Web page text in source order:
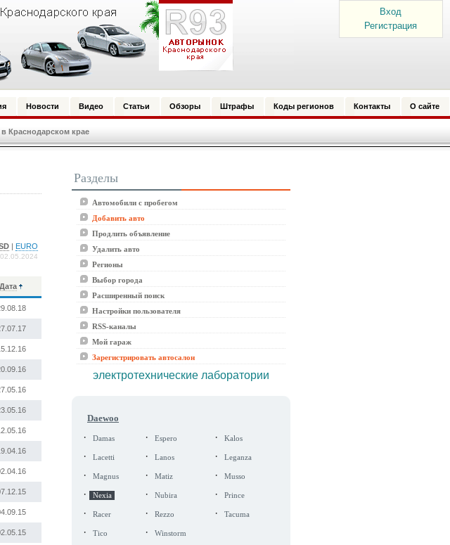
Вход
Регистрация
Новости Видео Статьи Обзоры Штрафы Коды регионов Контакты О сайте
Краснодарском крае
EURO
Дата
Разделы
Автомобили с пробегом
Добавить авто
Продлить объявление
Удалить авто
Регионы
Выбор города
Расширенный поиск
Настройки пользователя
RSS-каналы
Мой гараж
Зарегистрировать автосалон
электротехнические лаборатории
Daewoo
· Damas · Espero · Kalos
· Lacetti · Lanos · Leganza
· Magnus · Matiz · Musso
· Nexia · Nubira · Prince
· Racer · Rezzo · Tacuma
· Tico · Winstorm